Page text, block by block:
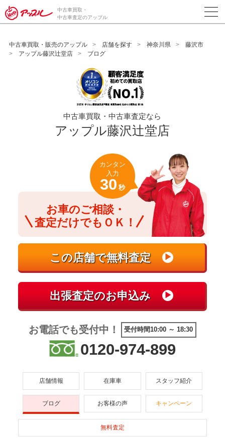
/*ABテスト_新規査定フォームの為のCVボタン*/
中古車買取・
中古車査定のアップル
中古車買取・販売のアップル 店舗を探す 神奈川県
藤沢市
アップル藤沢辻堂店
ブログ
中古車買取・中古車査定なら
アップル藤沢辻堂店
お車のご相談・
査定だけでもＯＫ！
カンタン
入力
30 秒
お電話でも受付中！ 受付時間10:00 ～ 18:30
0120-974-899
店舗情報 在庫車 スタッフ紹介
ブログ お客様の声 キャンペーン
無料査定